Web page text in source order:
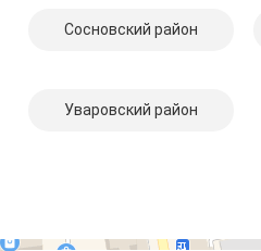
Сосновский район
Уваровский район